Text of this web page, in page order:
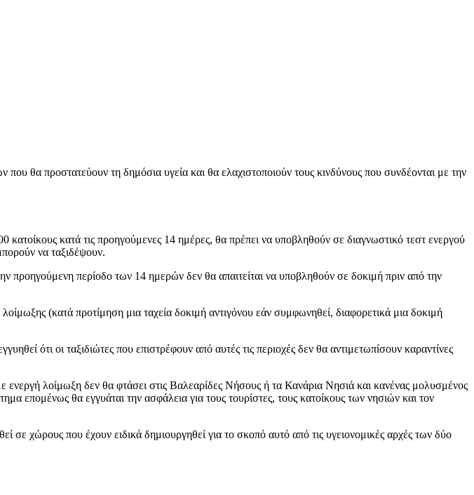
θα προστατεύουν τη δημόσια υγεία και θα ελαχιστοποιούν τους κινδύνους που συνδέονται με την
κατά τις προηγούμενες 14 ημέρες, θα πρέπει να υποβληθούν σε διαγνωστικό τεστ ενεργού
να ταξιδέψουν.
περίοδο των 14 ημερών δεν θα απαιτείται να υποβληθούν σε δοκιμή πριν από την
(κατά προτίμηση μια ταχεία δοκιμή αντιγόνου εάν συμφωνηθεί, διαφορετικά μια δοκιμή
ότι οι ταξιδιώτες που επιστρέφουν από αυτές τις περιοχές δεν θα αντιμετωπίσουν καραντίνες
λοίμωξη δεν θα φτάσει στις Βαλεαρίδες Νήσους ή τα Κανάρια Νησιά και κανένας μολυσμένος
επομένως θα εγγυάται την ασφάλεια για τους τουρίστες, τους κατοίκους των νησιών και τον
σε χώρους που έχουν ειδικά δημιουργηθεί για το σκοπό αυτό από τις υγειονομικές αρχές των δύο